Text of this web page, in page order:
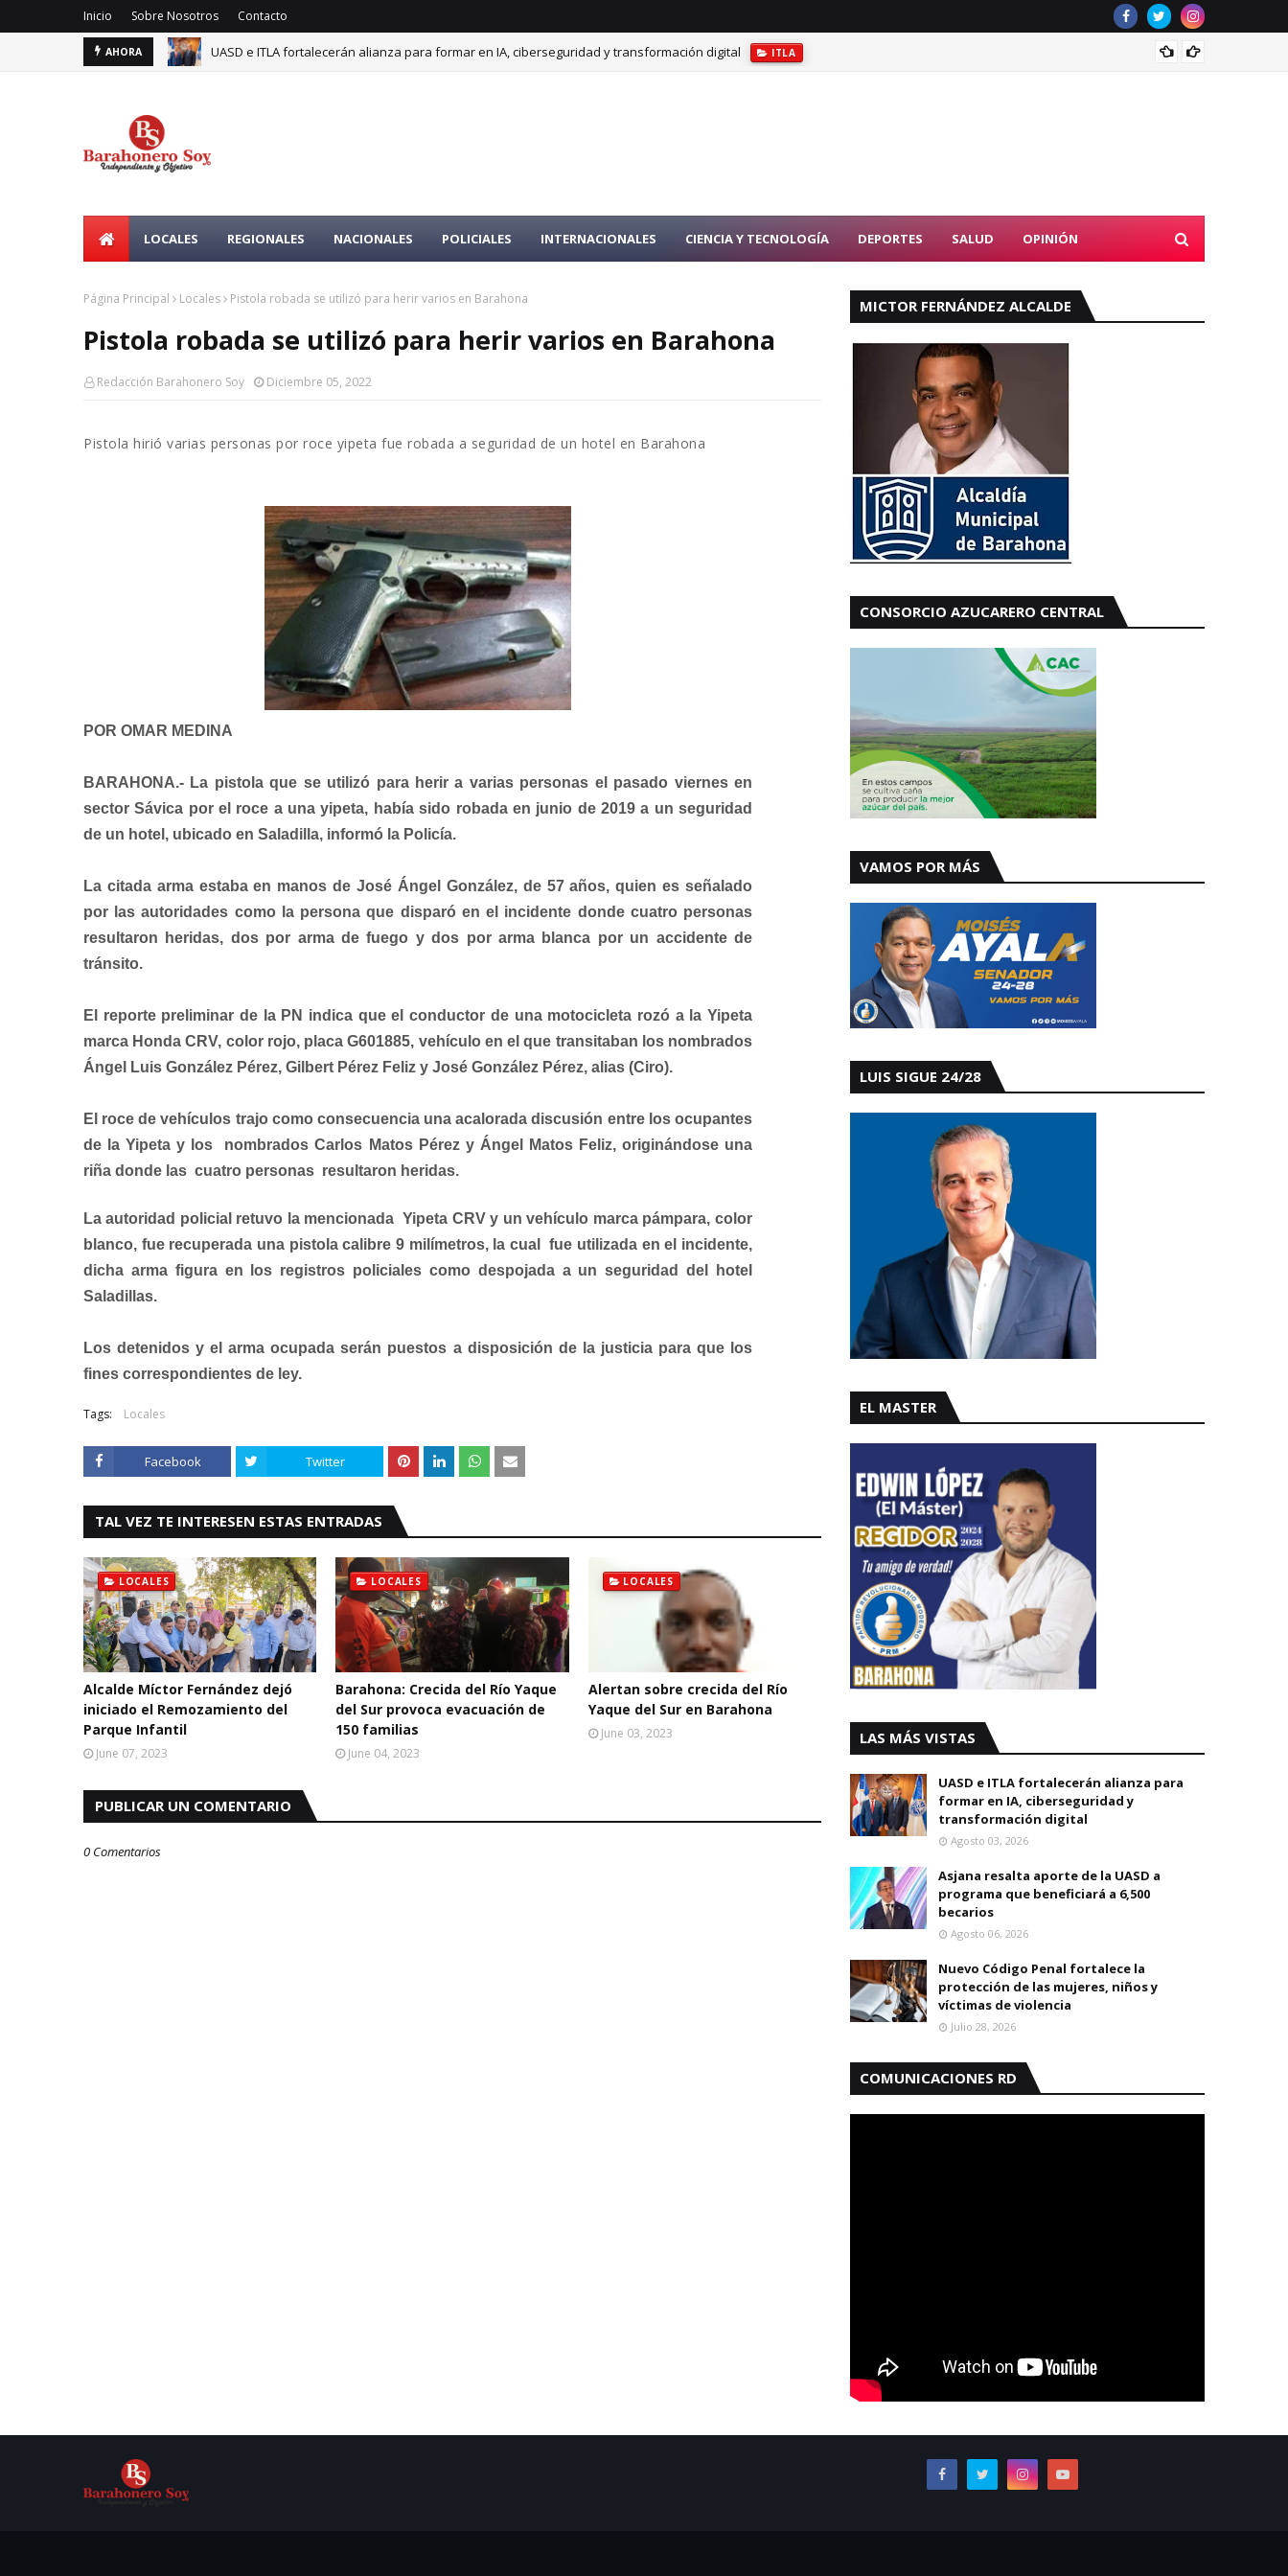
Inicio Sobre Nosotros Contacto
AHORA UASD e ITLA fortalecerán alianza para formar en IA, ciberseguridad y transformación digital ITLA
LOCALES REGIONALES NACIONALES POLICIALES INTERNACIONALES CIENCIA Y TECNOLOGÍA DEPORTES SALUD OPINIÓN
Página Principal Locales Pistola robada se utilizó para herir varios en Barahona
Pistola robada se utilizó para herir varios en Barahona
Redacción Barahonero Soy Diciembre 05, 2022
Pistola hirió varias personas por roce yipeta fue robada a seguridad de un hotel en Barahona
POR OMAR MEDINA
BARAHONA.- La pistola que se utilizó para herir a varias personas el pasado viernes en
sector Sávica por el roce a una yipeta, había sido robada en junio de 2019 a un seguridad
de un hotel, ubicado en Saladilla, informó la Policía.
La citada arma estaba en manos de José Ángel González, de 57 años, quien es señalado
por las autoridades como la persona que disparó en el incidente donde cuatro personas
resultaron heridas, dos por arma de fuego y dos por arma blanca por un accidente de
tránsito.
El reporte preliminar de la PN indica que el conductor de una motocicleta rozó a la Yipeta
marca Honda CRV, color rojo, placa G601885, vehículo en el que transitaban los nombrados
Ángel Luis González Pérez, Gilbert Pérez Feliz y José González Pérez, alias (Ciro).
El roce de vehículos trajo como consecuencia una acalorada discusión entre los ocupantes
de la Yipeta y los nombrados Carlos Matos Pérez y Ángel Matos Feliz, originándose una
riña donde las cuatro personas resultaron heridas.
La autoridad policial retuvo la mencionada Yipeta CRV y un vehículo marca pámpara, color
blanco, fue recuperada una pistola calibre 9 milímetros, la cual fue utilizada en el incidente,
dicha arma figura en los registros policiales como despojada a un seguridad del hotel
Saladillas.
Los detenidos y el arma ocupada serán puestos a disposición de la justicia para que los
fines correspondientes de ley.
Tags: Locales
Facebook Twitter
TAL VEZ TE INTERESEN ESTAS ENTRADAS
LOCALES
Alcalde Míctor Fernández dejó
iniciado el Remozamiento del
Parque Infantil
June 07, 2023
LOCALES
Barahona: Crecida del Río Yaque
del Sur provoca evacuación de
150 familias
June 04, 2023
LOCALES
Alertan sobre crecida del Río
Yaque del Sur en Barahona
June 03, 2023
PUBLICAR UN COMENTARIO
0 Comentarios
MICTOR FERNÁNDEZ ALCALDE
CONSORCIO AZUCARERO CENTRAL
VAMOS POR MÁS
LUIS SIGUE 24/28
EL MASTER
LAS MÁS VISTAS
UASD e ITLA fortalecerán alianza para
formar en IA, ciberseguridad y
transformación digital
Agosto 03, 2026
Asjana resalta aporte de la UASD a
programa que beneficiará a 6,500
becarios
Agosto 06, 2026
Nuevo Código Penal fortalece la
protección de las mujeres, niños y
víctimas de violencia
Julio 28, 2026
COMUNICACIONES RD